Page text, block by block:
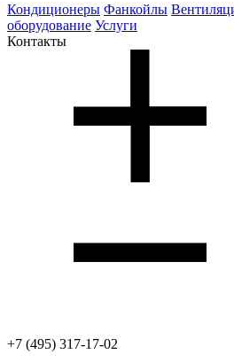
Кондиционеры Фанкойлы
оборудование Услуги
Контакты
+7 (495) 317-17-02